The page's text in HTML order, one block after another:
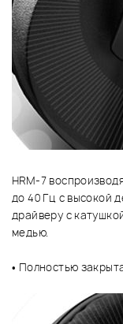
HRM-7
до 40 Гц с высокой
драйверу с
медью.
• Полностью